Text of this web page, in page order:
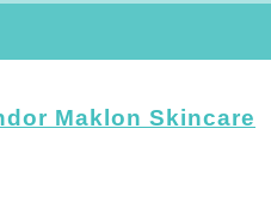
Maklon Skincare